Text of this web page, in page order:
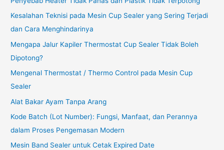
Kesalahan Teknisi pada Mesin Cup Sealer yang Sering Terjadi
dan Cara Menghindarinya
Mengapa Jalur Kapiler Thermostat Cup Sealer Tidak Boleh
Dipotong?
Mengenal Thermostat / Thermo Control pada Mesin Cup
Sealer
Alat Bakar Ayam Tanpa Arang
Kode Batch (Lot Number): Fungsi, Manfaat, dan Perannya
dalam Proses Pengemasan Modern
Mesin Band Sealer untuk Cetak Expired Date